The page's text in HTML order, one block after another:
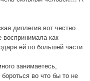
диплегия.вот честно
воспринимала как
ей по большей части
занимаетесь,
во что бы то не